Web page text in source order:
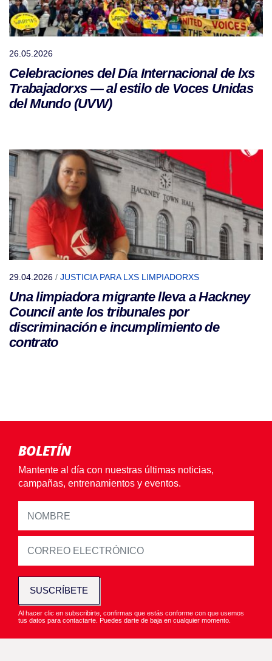
26.05.2026
Celebraciones del Día Internacional de lxs
Trabajadorxs — al estilo de Voces Unidas
del Mundo (UVW)
29.04.2026 / JUSTICIA PARA LXS LIMPIADORXS
Una limpiadora migrante lleva a Hackney
Council ante los tribunales por
discriminación e incumplimiento de
contrato
BOLETÍN
Mantente al día con nuestras últimas noticias,
campañas, entrenamientos y eventos.
SUSCRÍBETE
Al hacer clic en subscribirte, confirmas que estás conforme con que usemos
tus datos para contactarte. Puedes darte de baja en cualquier momento.